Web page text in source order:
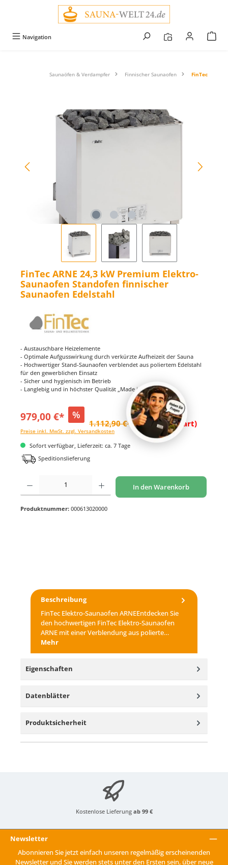
Navigation
Saunaöfen & Verdampfer Finnischer Saunaofen FinTec
Bildergalerie überspringen
FinTec ARNE 24,3 kW Premium Elektro-
Saunaofen Standofen finnischer
Saunaofen Edelstahl
- Austauschbare Heizelemente
- Optimale Aufgusswirkung durch verkürzte Aufheizeit der Sauna
- Hochwertiger Stand-Saunaofen verblendet aus poliertem Edelstahl
für den gewerblichen Einsatz
- Sicher und hygienisch im Betrieb
- Langlebig und in höchster Qualität „Made in Germany“
979,00 €* %
1.112,90 €* (12.03% gespart)
Preise inkl. MwSt. zzgl. Versandkosten
Sofort verfügbar, Lieferzeit: ca. 7 Tage
Speditionslieferung
Produkt Anzahl: Gib den gewünschten Wert ein oder benutze die Schaltflächen um
In den Warenkorb
Produktnummer: 000613020000
Beschreibung
FinTec Elektro-Saunaofen ARNEEntdecken Sie
den hochwertigen FinTec Elektro-Saunaofen
ARNE mit einer Verblendung aus polierte…
Mehr
Eigenschaften
Datenblätter
Produktsicherheit
Kostenlose Lieferung ab 99 €
Newsletter
Abonnieren Sie jetzt einfach unseren regelmäßig erscheinenden
Newsletter und Sie werden stets unter den Ersten sein, über neue